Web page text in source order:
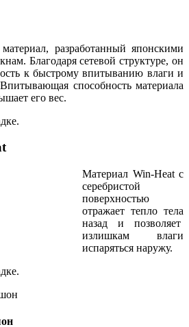
разработанный японскими
Благодаря сетевой структуре, он
к быстрому впитыванию влаги и
способность материала
его вес.
Материал Win-Heatс
серебристой
поверхностью
отражает тепло тела
назад и позволяет
излишкам влаги
испаряться наружу.